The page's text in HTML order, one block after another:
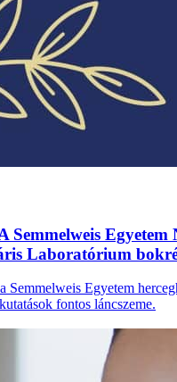
Semmelweis Egyetem
Laboratórium
Semmelweis Egyetem
fontos láncszeme.